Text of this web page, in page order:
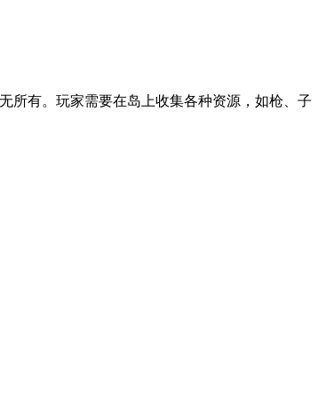
有。玩家需要在岛上收集各种资源，如枪、子